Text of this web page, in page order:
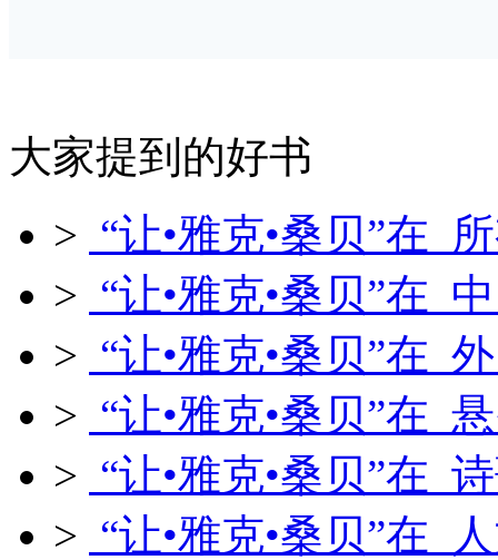
大家提到的好书
> “让•雅克•桑贝”在
> “让•雅克•桑贝”在
> “让•雅克•桑贝”在
> “让•雅克•桑贝”在
> “让•雅克•桑贝”在
> “让•雅克•桑贝”在